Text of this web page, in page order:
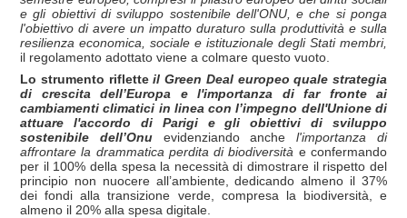
e gli obiettivi di sviluppo sostenibile dell'ONU, e che si ponga
l'obiettivo di avere un impatto duraturo sulla produttività e sulla
resilienza economica, sociale e istituzionale degli Stati membri,
il regolamento adottato viene a colmare questo vuoto.
Lo strumento rifletteil Green Deal europeo quale strategia
di crescita dell’Europa e l'importanza di far fronte ai
cambiamenti climatici in linea con l’impegno dell'Unione di
attuare l'accordo di Parigi e gli obiettivi di sviluppo
sostenibile dell’Onu
evidenziando anche l'importanza di
affrontare la drammatica perdita di biodiversità e confermando
per il 100% della spesa la necessità di dimostrare il rispetto del
principio non nuocere all’ambiente, dedicando almeno il 37%
dei fondi alla transizione verde, compresa la biodiversità, e
almeno il 20% alla spesa digitale.